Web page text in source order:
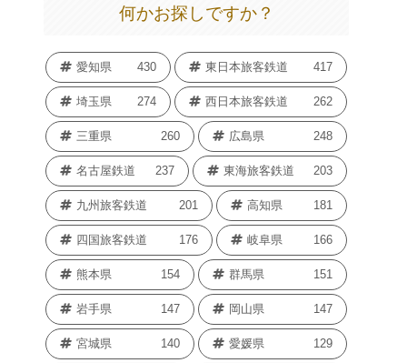
何かお探しですか？
愛知県 430 東日本旅客鉄道 417
埼玉県 274 西日本旅客鉄道 262
三重県 260 広島県 248
名古屋鉄道 237 東海旅客鉄道 203
九州旅客鉄道 201 高知県 181
四国旅客鉄道 176 岐阜県 166
熊本県 154 群馬県 151
岩手県 147 岡山県 147
宮城県 140 愛媛県 129